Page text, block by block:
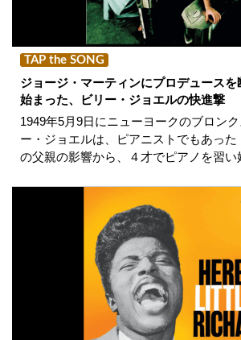
TAP the SONG
ジョージ・マーティンにプロデュースを
始まった、ビリー・ジョエルの快進撃
1949年5月9日にニューヨークのブロン
ー・ジョエルは、ピアニストでもあった
の父親の影響から、４才でピアノを習